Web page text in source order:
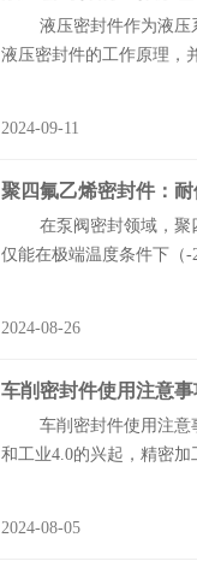
液压密封件作为液压系
液压密封件的工作原理，
2024-09-11
聚四氟乙烯密封件：
在泵阀密封领域，聚四
仅能在极端温度条件下（-
2024-08-26
车削密封件使用注意
车削密封件使用注意事
和工业4.0的兴起，精密
2024-08-05